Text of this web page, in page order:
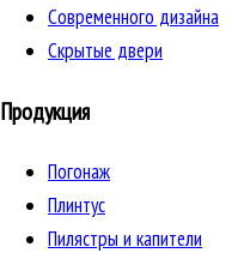
Cовременного дизайна
Скрытые двери
Продукция
Погонаж
Плинтус
Пилястры и капители